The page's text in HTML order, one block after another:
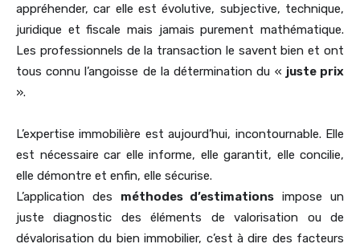
appréhender, car elle est évolutive, subjective, technique,
juridique et fiscale mais jamais purement mathématique.
Les professionnels de la transaction le savent bien et ont
tous connu l’angoisse de la détermination du « juste prix
».
L’expertise immobilière est aujourd’hui, incontournable. Elle
est nécessaire car elle informe, elle garantit, elle concilie,
elle démontre et enfin, elle sécurise.
L’application des méthodes d’estimations impose un
juste diagnostic des éléments de valorisation ou de
dévalorisation du bien immobilier, c’est à dire des facteurs